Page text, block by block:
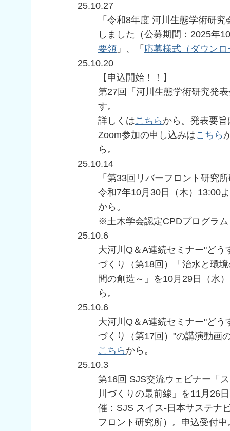
25.10.27
「令和8年度 河川生態学術研
しました（公募期間：2025年
要領 」、「 応募様式（ダウンロ
25.10.20
【申込開始！！】
第27回「河川生態学術研究発
す。
詳しくはこちら から。発表要旨
Zoom参加の申し込みはこちら
ら。
25.10.14
「第33回リバーフロント研究
令和7年10月30日（木）13:00
から。
※土木学会認定CPDプログラ
25.10.6
大河川Q＆A連続セミナー"ど
づくり（第18回）「治水と環
間の創造～」を10月29日（水
ら。
25.10.6
大河川Q＆A連続セミナー"ど
づくり（第17回）"の講演動画
こちら から。
25.10.3
第16回 SJS交流ウェビナー「
川づくりの最前線」を11月26
催：SJS スイス-日本サステナ
フロント研究所）。申込受付